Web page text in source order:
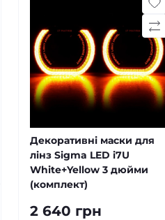
Декоративні маски для
лінз Sigma LED i7U
White+Yellow 3 дюйми
(комплект)
2 640 грн